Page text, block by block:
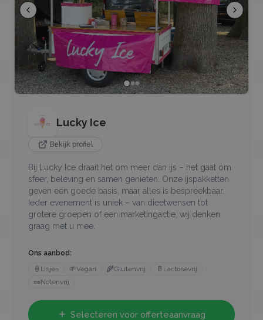
Lucky Ice
Bekijk profiel
Bij Lucky Ice draait het om meer dan ijs – het gaat om
sfeer, beleving en samen genieten. Onze ijspakketten
geven een goede basis, maar alles is bespreekbaar.
Ieder evenement is uniek – van dieetwensen tot
grotere groepen of een marketingactie, wij denken
graag met u mee.
Ons aanbod:
🍦 IJsjes 🌱Vegan 🌾Glutenvrij 🥛 Lactosevrij
🥜Notenvrij
Selecteren voor offerteaanvraag